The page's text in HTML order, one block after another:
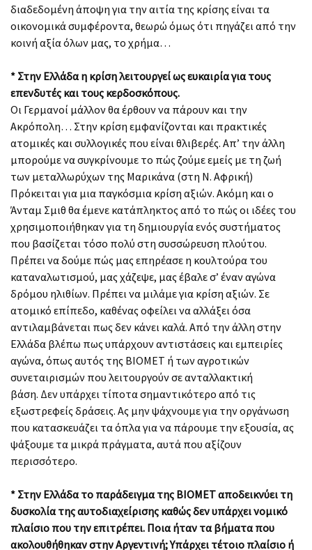
διαδεδομένη άποψη για την αιτία της κρίσης είναι τα
οικονομικά συμφέροντα, θεωρώ όμως ότι πηγάζει από την
κοινή αξία όλων μας, το χρήμα…
* Στην Ελλάδα η κρίση λειτουργεί ως ευκαιρία για τους
επενδυτές και τους κερδοσκόπους.
Οι Γερμανοί μάλλον θα έρθουν να πάρουν και την
Ακρόπολη… Στην κρίση εμφανίζονται και πρακτικές
ατομικές και συλλογικές που είναι θλιβερές. Απ’ την άλλη
μπορούμε να συγκρίνουμε το πώς ζούμε εμείς με τη ζωή
των μεταλλωρύχων της Μαρικάνα (στη Ν. Αφρική)
Πρόκειται για μια παγκόσμια κρίση αξιών. Ακόμη και ο
Άνταμ Σμιθ θα έμενε κατάπληκτος από το πώς οι ιδέες του
χρησιμοποιήθηκαν για τη δημιουργία ενός συστήματος
που βασίζεται τόσο πολύ στη συσσώρευση πλούτου.
Πρέπει να δούμε πώς μας επηρέασε η κουλτούρα του
καταναλωτισμού, μας χάζεψε, μας έβαλε σ’ έναν αγώνα
δρόμου ηλιθίων. Πρέπει να μιλάμε για κρίση αξιών. Σε
ατομικό επίπεδο, καθένας οφείλει να αλλάξει όσα
αντιλαμβάνεται πως δεν κάνει καλά. Από την άλλη στην
Ελλάδα βλέπω πως υπάρχουν αντιστάσεις και εμπειρίες
αγώνα, όπως αυτός της ΒΙΟΜΕΤ ή των αγροτικών
συνεταιρισμών που λειτουργούν σε ανταλλακτική
βάση. Δεν υπάρχει τίποτα σημαντικότερο από τις
εξωστρεφείς δράσεις. Ας μην ψάχνουμε για την οργάνωση
που κατασκευάζει τα όπλα για να πάρουμε την εξουσία, ας
ψάξουμε τα μικρά πράγματα, αυτά που αξίζουν
περισσότερο.
* Στην Ελλάδα το παράδειγμα της ΒΙΟΜΕΤ αποδεικνύει τη
δυσκολία της αυτοδιαχείρισης καθώς δεν υπάρχει νομικό
πλαίσιο που την επιτρέπει. Ποια ήταν τα βήματα που
ακολουθήθηκαν στην Αργεντινή; Yπάρχει τέτοιο πλαίσιο ή